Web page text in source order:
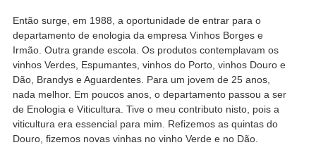
Então surge, em 1988, a oportunidade de entrar para o
departamento de enologia da empresa Vinhos Borges e
Irmão. Outra grande escola. Os produtos contemplavam os
vinhos Verdes, Espumantes, vinhos do Porto, vinhos Douro e
Dão, Brandys e Aguardentes. Para um jovem de 25 anos,
nada melhor. Em poucos anos, o departamento passou a ser
de Enologia e Viticultura. Tive o meu contributo nisto, pois a
viticultura era essencial para mim. Refizemos as quintas do
Douro, fizemos novas vinhas no vinho Verde e no Dão.